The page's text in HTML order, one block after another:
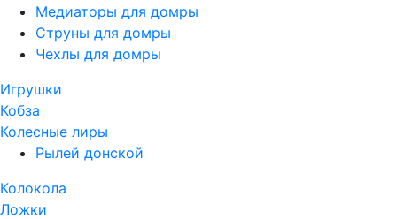
Медиаторы для домры
Струны для домры
Чехлы для домры
Игрушки
Кобза
Колесные лиры
Рылей донской
Колокола
Ложки